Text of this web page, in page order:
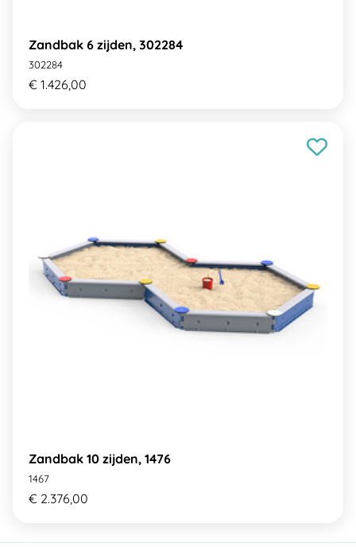
Zandbak 6 zijden, 302284
302284
€ 1.426,00
Zandbak 10 zijden, 1476
1467
€ 2.376,00